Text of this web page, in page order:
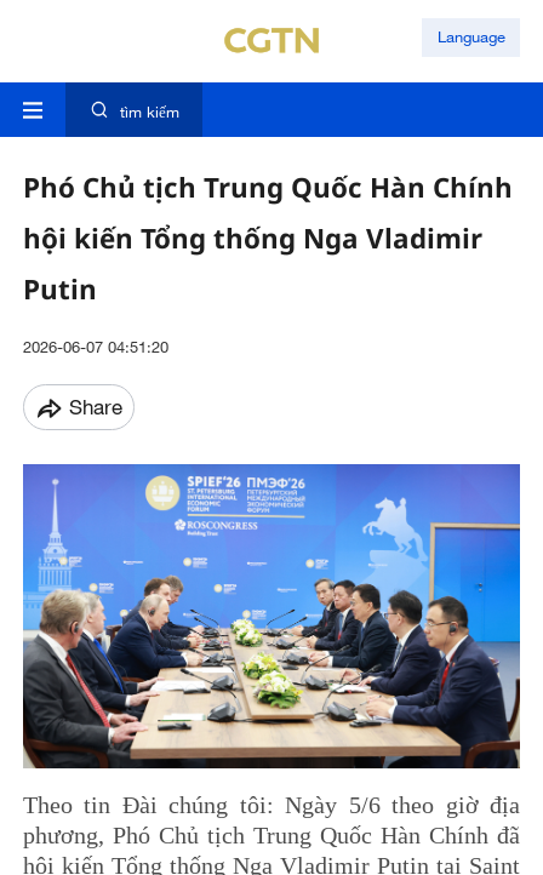
Language
tìm kiếm
Phó Chủ tịch Trung Quốc Hàn Chính
hội kiến Tổng thống Nga Vladimir
Putin
2026-06-07 04:51:20
Share
Theo tin Đài chúng tôi: Ngày 5/6 theo giờ địa
phương, Phó Chủ tịch Trung Quốc Hàn Chính đã
hội kiến Tổng thống Nga Vladimir Putin tại Saint